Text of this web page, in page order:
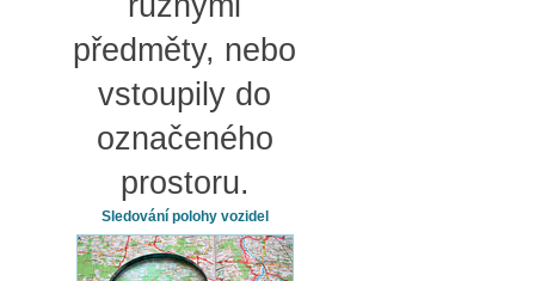
předměty, nebo
vstoupily do
označeného
prostoru.
Sledování polohy vozidel